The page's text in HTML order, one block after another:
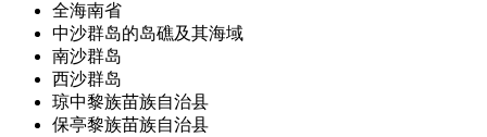
全海南省
中沙群岛的岛礁及其海域
南沙群岛
西沙群岛
琼中黎族苗族自治县
保亭黎族苗族自治县